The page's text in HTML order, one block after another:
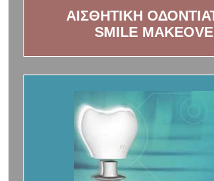
ΑΙΣΘΗΤΙΚΗ
SMILE